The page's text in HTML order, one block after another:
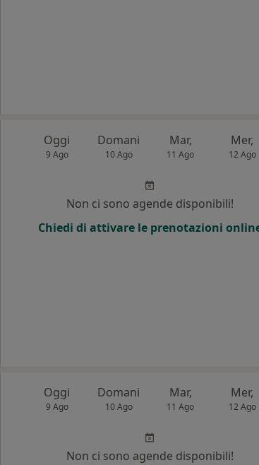
Oggi
9 Ago
Domani
10 Ago
Mar,
11 Ago
Mer,
12 Ago
Non ci sono agende disponibili!
Chiedi di attivare le prenotazioni
Oggi
9 Ago
Domani
10 Ago
Mar,
11 Ago
Mer,
12 Ago
Non ci sono agende disponibili!